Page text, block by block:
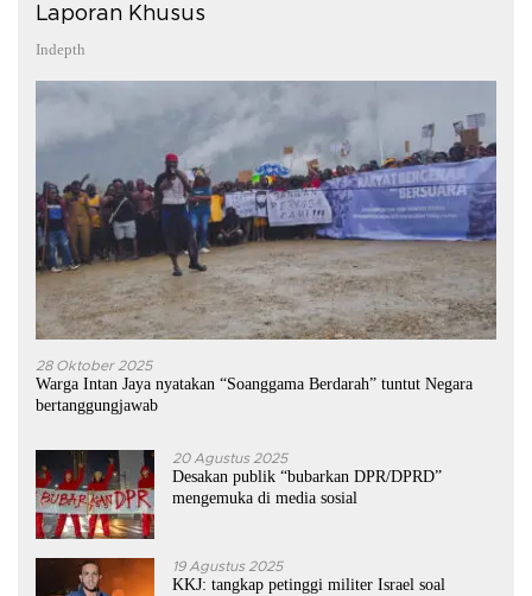
Laporan Khusus
Indepth
28 Oktober 2025
Warga Intan Jaya nyatakan “Soanggama Berdarah” tuntut Negara
bertanggungjawab
20 Agustus 2025
Desakan publik “bubarkan DPR/DPRD”
mengemuka di media sosial
19 Agustus 2025
KKJ: tangkap petinggi militer Israel soal